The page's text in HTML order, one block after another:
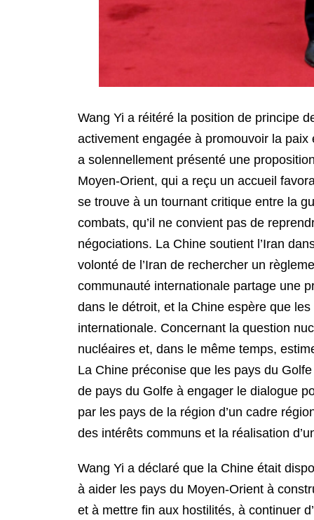
Wang Yi a réitéré la position de principe
activement engagée à promouvoir la
a solennellement présenté une
Moyen-Orient, qui a reçu un accueil
se trouve à un tournant critique entre la
combats, qu’il ne convient pas de
négociations. La Chine soutient l’Iran
volonté de l’Iran de rechercher un
communauté internationale partage une
dans le détroit, et la Chine espère que
internationale. Concernant la question
nucléaires et, dans le même temps,
La Chine préconise que les pays du
de pays du Golfe à engager le dialogue
par les pays de la région d’un cadre
des intérêts communs et la réalisation
Wang Yi a déclaré que la Chine était
à aider les pays du Moyen-Orient à
et à mettre fin aux hostilités, à continuer